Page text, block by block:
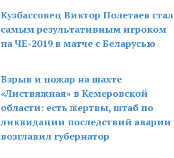
Кузбассовец Виктор Полетаев стал
самым результативным игроком
на ЧЕ-2019 в матче с Беларусью
Взрыв и пожар на шахте
«Листвяжная» в Кемеровской
области: есть жертвы, штаб по
ликвидации последствий аварии
возглавил губернатор